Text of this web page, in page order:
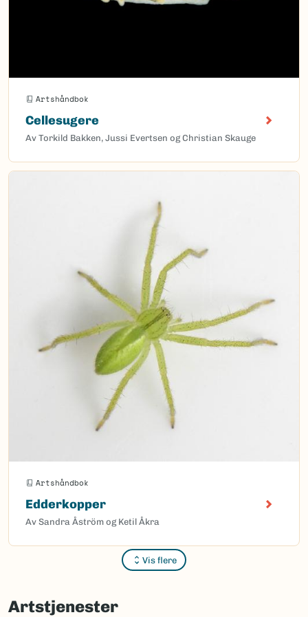
Artshåndbok
Cellesugere
Av Torkild Bakken, Jussi Evertsen og Christian Skauge
Artshåndbok
Edderkopper
Av Sandra Åström og Ketil Åkra
Vis flere
Artstjenester